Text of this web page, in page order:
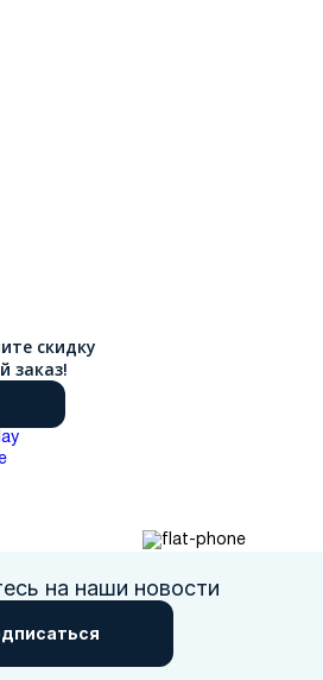
скидку
заказ!
на наши новости